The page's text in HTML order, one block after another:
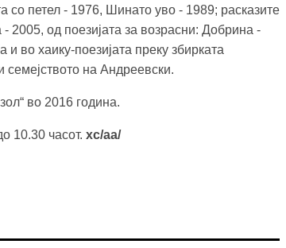
петел - 1976, Шинато уво - 1989; расказите
2005, од поезијата за возрасни: Добрина -
во хаику-поезијата преку збирката
на Андреевски.
во 2016 година.
10.30 часот. хс/аа/